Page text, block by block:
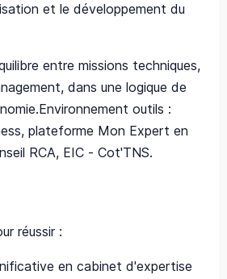
et le développement du
entre missions techniques,
dans une logique de
outils :
plateforme Mon Expert en
RCA, EIC - Cot'TNS.
réussir :
en cabinet d'expertise